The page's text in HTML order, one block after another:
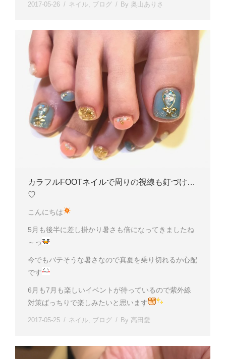
2017-05-26 ネイル, ブログ By 奥山ありさ
カラフルFOOTネイルで周りの視線も釘づけ…
♡
こんにちは
5月も後半に差し掛かり暑さも倍になってきましたね
～っ
今でもバテそうな暑さなので真夏を乗り切れるか心配
です
6月も7月も楽しいイベントが待っているので紫外線
対策ばっちりで楽しみたいと思います
2017-05-25 ネイル, ブログ By 高田愛